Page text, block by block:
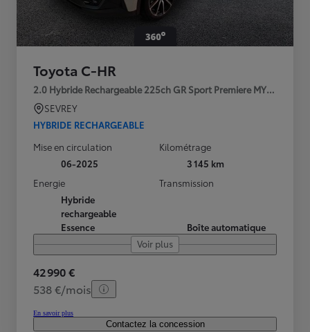
Toyota C-HR
2.0 Hybride Rechargeable 225ch GR Sport Premiere MY25
SEVREY
HYBRIDE RECHARGEABLE
Mise en circulation
06-2025
Kilométrage
3 145 km
Energie
Hybride
rechargeable
Essence
Transmission
Boîte automatique
Voir plus
42 990 €
538 €/mois
En savoir plus
Contactez la concession